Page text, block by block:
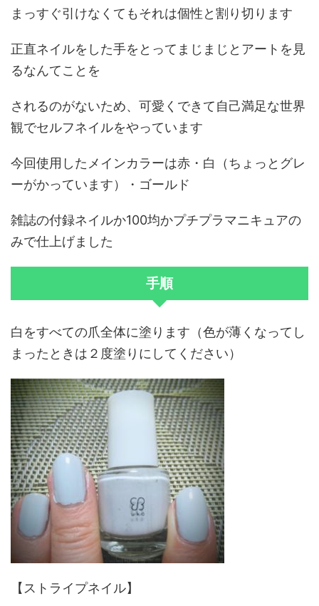
まっすぐ引けなくてもそれは個性と割り切ります
正直ネイルをした手をとってまじまじとアートを見
るなんてことを
されるのがないため、可愛くできて自己満足な世界
観でセルフネイルをやっています
今回使用したメインカラーは赤・白（ちょっとグレ
ーがかっています）・ゴールド
雑誌の付録ネイルか100均かプチプラマニキュアの
みで仕上げました
手順
白をすべての爪全体に塗ります（色が薄くなってし
まったときは２度塗りにしてください）
【ストライプネイル】